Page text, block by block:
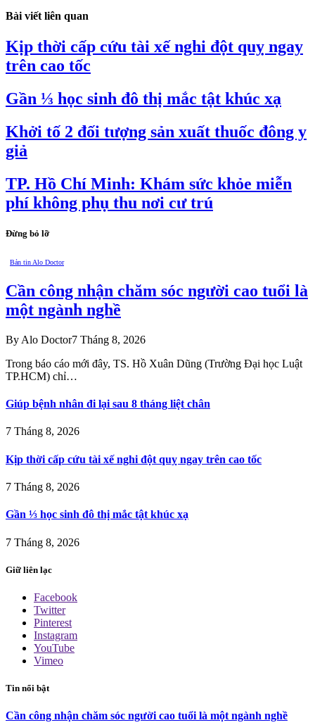
Bài viết liên quan
Kịp thời cấp cứu tài xế nghi đột quỵ ngay
trên cao tốc
Gần ⅓ học sinh đô thị mắc tật khúc xạ
Khởi tố 2 đối tượng sản xuất thuốc đông y
giả
TP. Hồ Chí Minh: Khám sức khỏe miễn
phí không phụ thu nơi cư trú
Đừng bỏ lỡ
Bản tin Alo Doctor
Cần công nhận chăm sóc người cao tuổi là
một ngành nghề
By Alo Doctor7 Tháng 8, 2026
Trong báo cáo mới đây, TS. Hồ Xuân Dũng (Trường Đại học Luật
TP.HCM) chỉ…
Giúp bệnh nhân đi lại sau 8 tháng liệt chân
7 Tháng 8, 2026
Kịp thời cấp cứu tài xế nghi đột quỵ ngay trên cao tốc
7 Tháng 8, 2026
Gần ⅓ học sinh đô thị mắc tật khúc xạ
7 Tháng 8, 2026
Giữ liên lạc
Facebook
Twitter
Pinterest
Instagram
YouTube
Vimeo
Tin nổi bật
Cần công nhận chăm sóc người cao tuổi là một ngành nghề